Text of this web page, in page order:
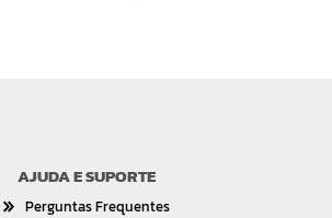
AJUDA E SUPORTE
Perguntas Frequentes